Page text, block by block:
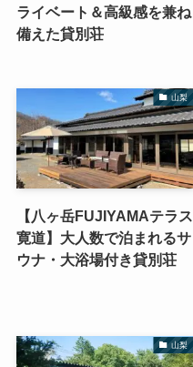
ライベート＆高級感を兼ね
備えた貸別荘
山梨
【八ヶ岳FUJIYAMAテラス
寛道】大人数で泊まれるサ
ウナ・大浴場付き貸別荘
山梨